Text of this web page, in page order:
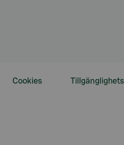
Cookies